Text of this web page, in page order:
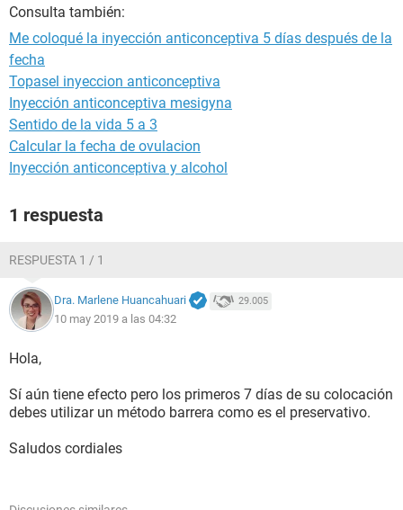
Consulta también:
Me coloqué la inyección anticonceptiva 5 días después de la
fecha
Topasel inyeccion anticonceptiva
Inyección anticonceptiva mesigyna
Sentido de la vida 5 a 3
Calcular la fecha de ovulacion
Inyección anticonceptiva y alcohol
1 respuesta
RESPUESTA 1 / 1
Dra. Marlene Huancahuari 29.005
10 may 2019 a las 04:32
Hola,
Sí aún tiene efecto pero los primeros 7 días de su colocación
debes utilizar un método barrera como es el preservativo.
Saludos cordiales